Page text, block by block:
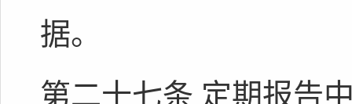
据。
第二十七条 定期报告